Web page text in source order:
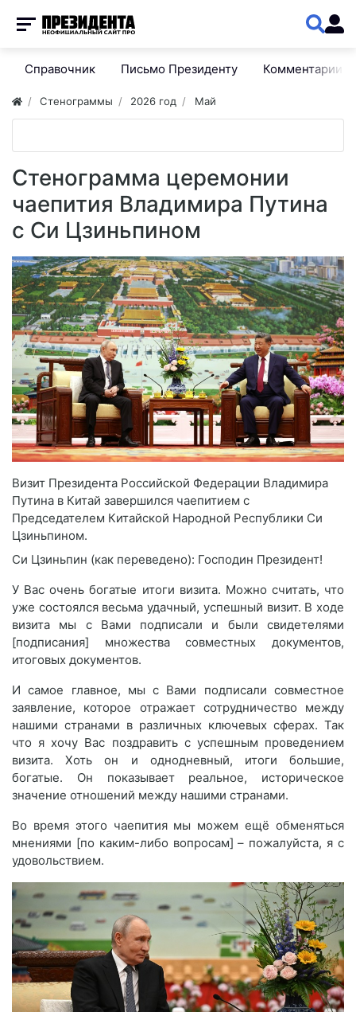
Справочник Письмо Президенту Комментарии
Стенограммы 2026 год Май
Стенограмма церемонии
чаепития Владимира Путина
с Си Цзиньпином
Визит Президента Российской Федерации Владимира
Путина в Китай завершился чаепитием с
Председателем Китайской Народной Республики Си
Цзиньпином.
Си Цзиньпин (как переведено): Господин Президент!
У Вас очень богатые итоги визита. Можно считать, что
уже состоялся весьма удачный, успешный визит. В ходе
визита мы с Вами подписали и были свидетелями
[подписания] множества совместных документов,
итоговых документов.
И самое главное, мы с Вами подписали совместное
заявление, которое отражает сотрудничество между
нашими странами в различных ключевых сферах. Так
что я хочу Вас поздравить с успешным проведением
визита. Хоть он и однодневный, итоги большие,
богатые. Он показывает реальное, историческое
значение отношений между нашими странами.
Во время этого чаепития мы можем ещё обменяться
мнениями [по каким-либо вопросам] – пожалуйста, я с
удовольствием.